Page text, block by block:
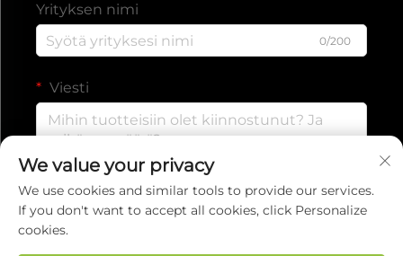
Yrityksen nimi
0/200
Viesti
We value your privacy
We use cookies and similar tools to provide our services.
If you don't want to accept all cookies, click Personalize
cookies.